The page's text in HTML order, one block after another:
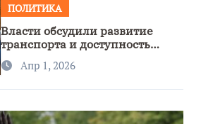
ПОЛИТИКА
Власти обсудили развитие
транспорта и доступность
региона
Апр 1, 2026